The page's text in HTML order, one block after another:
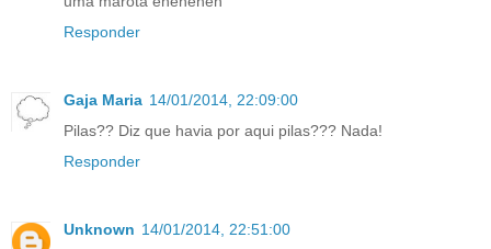
Responder
Gaja Maria 14/01/2014, 22:09:00
Pilas?? Diz que havia por aqui pilas??? Nada!
Responder
Unknown 14/01/2014, 22:51:00